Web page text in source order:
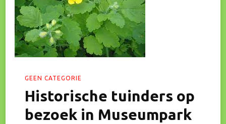
GEEN CATEGORIE
Historische tuinders op
bezoek in Museumpark